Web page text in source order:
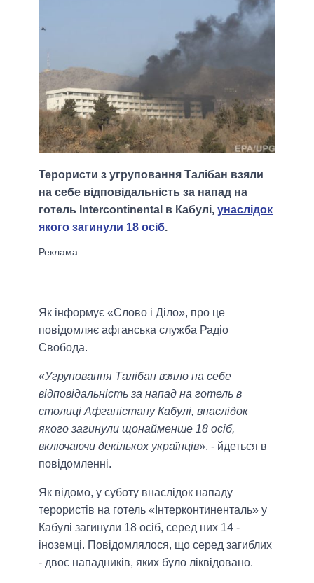
Терористи з угруповання Талібан взяли
на себе відповідальність за напад на
готель Intercontinental в Кабулі, унаслідок
якого загинули 18 осіб.
Як інформує «Слово і Діло», про це
повідомляє афганська служба Радіо
Свобода.
«Угруповання Талібан взяло на себе
відповідальність за напад на готель в
столиці Афганістану Кабулі, внаслідок
якого загинули щонайменше 18 осіб,
включаючи декількох українців», - йдеться в
повідомленні.
Як відомо, у суботу внаслідок нападу
терористів на готель «Інтерконтиненталь» у
Кабулі загинули 18 осіб, серед них 14 -
іноземці. Повідомлялося, що серед загиблих
- двоє нападників, яких було ліквідовано.